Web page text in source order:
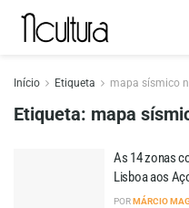
Início Etiqueta mapa sísmico
Etiqueta: mapa
As 14 zonas
Lisboa aos
PORMÁRCIO